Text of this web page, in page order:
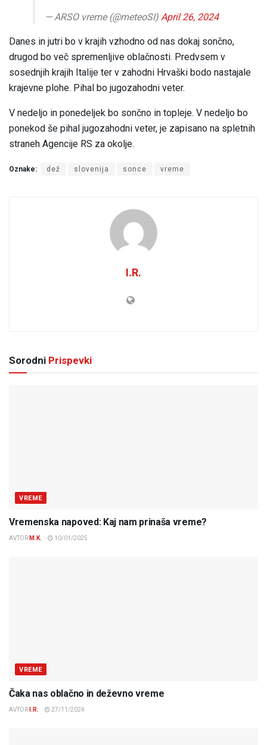
— ARSO vreme (@meteoSI) April 26, 2024
Danes in jutri bo v krajih vzhodno od nas dokaj sončno,
drugod bo več spremenljive oblačnosti. Predvsem v
sosednjih krajih Italije ter v zahodni Hrvaški bodo nastajale
krajevne plohe. Pihal bo jugozahodni veter.
V nedeljo in ponedeljek bo sončno in topleje. V nedeljo bo
ponekod še pihal jugozahodni veter, je zapisano na spletnih
straneh Agencije RS za okolje.
Oznake: dež slovenija sonce vreme
I.R.
Sorodni Prispevki
VREME
Vremenska napoved: Kaj nam prinaša vreme?
AVTOR M.K. 10/01/2025
VREME
Čaka nas oblačno in deževno vreme
AVTOR I.R. 27/11/2024